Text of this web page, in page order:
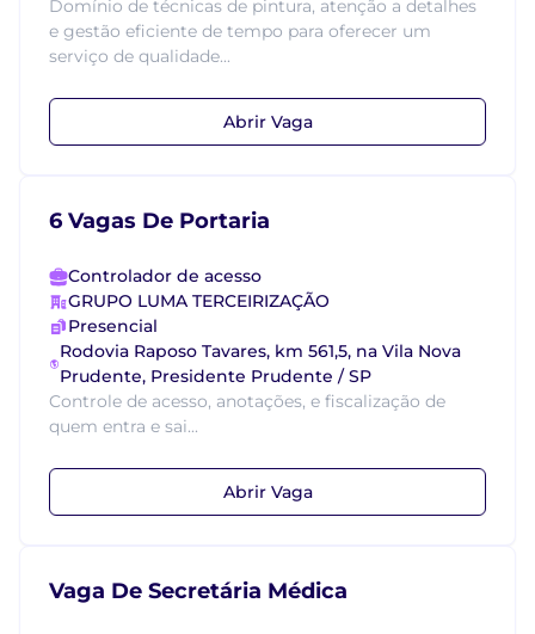
Domínio de técnicas de pintura, atenção a detalhes
e gestão eficiente de tempo para oferecer um
serviço de qualidade...
Abrir Vaga
6 Vagas De Portaria
Controlador de acesso
GRUPO LUMA TERCEIRIZAÇÃO
Presencial
Rodovia Raposo Tavares, km 561,5, na Vila Nova
Prudente, Presidente Prudente / SP
Controle de acesso, anotações, e fiscalização de
quem entra e sai...
Abrir Vaga
Vaga De Secretária Médica